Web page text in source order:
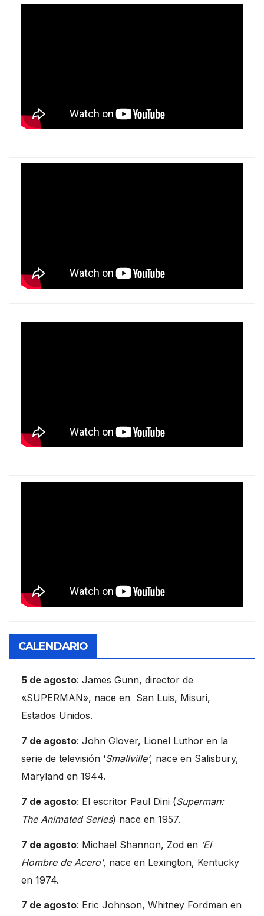
CALENDARIO
5 de agosto: James Gunn, director de
«SUPERMAN», nace en San Luis, Misuri,
Estados Unidos.
7 de agosto: John Glover, Lionel Luthor en la
serie de televisión ‘Smallville’, nace en Salisbury,
Maryland en 1944.
7 de agosto: El escritor Paul Dini (Superman:
The Animated Series) nace en 1957.
7 de agosto: Michael Shannon, Zod en ‘El
Hombre de Acero’, nace en Lexington, Kentucky
en 1974.
7 de agosto: Eric Johnson, Whitney Fordman en